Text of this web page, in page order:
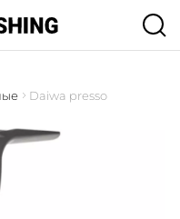
Daiwa presso